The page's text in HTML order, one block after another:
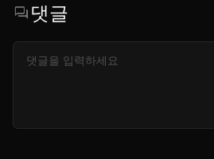
forum댓글